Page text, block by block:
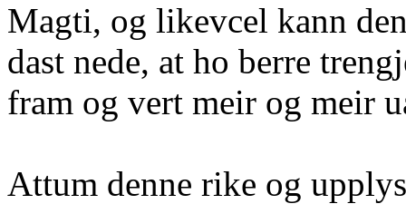
Magti, og likevcel kann
dast nede, at ho berre
fram og vert meir og meir
Attum denne rike og